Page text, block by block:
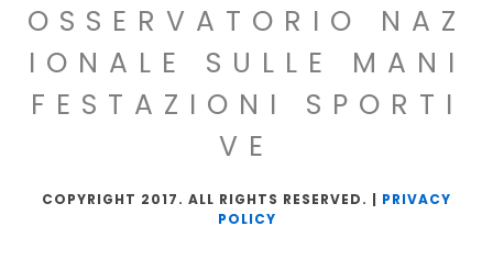
OSSERVATORIO NAZ
IONALE SULLE MANI
FESTAZIONI SPORTI
VE
COPYRIGHT 2017. ALL RIGHTS RESERVED. | PRIVACY
POLICY